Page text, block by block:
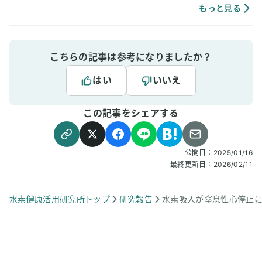
もっと見る
こちらの記事は参考になりましたか？
はい
いいえ
この記事をシェアする
公開日： 2025/01/16
最終更新日： 2026/02/11
水素健康活用研究所トップ 研究報告 水素吸入が窒息性心停止